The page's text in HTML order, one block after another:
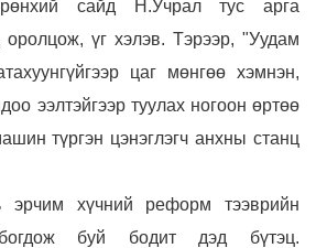
сайд Н.Учрал тус арга
үг хэлэв. Тэрээр, "Уудам
цаг мөнгөө хэмнэн,
ээлтэйгээр туулах ногоон өртөө
түргэн цэнэглэгч анхны станц
эрчим хүчний реформ тээврийн
буй бодит дэд бүтэц.